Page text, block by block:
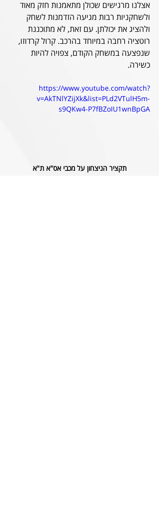
אצלנו מרגישים שכולן מתאמנות חזק מאוד
ולשחקניות רבות מגיעה הזדמנות לשחק
ולהציג את יכולתן. עם זאת, לא מתוכננת
רוטציה רחבה במיוחד בהרכב. קרול קרדוזו,
שנפצעה במשחק הקודם, צפויה להיות
כשירה.
https://www.youtube.com/watch?
v=AkTNlYZijXk&list=PLd2VTulH5m-
s9QKw4-P7fBZoIU1wnBpGA
תקציר הניצחון על מכבי אס"א ת"א